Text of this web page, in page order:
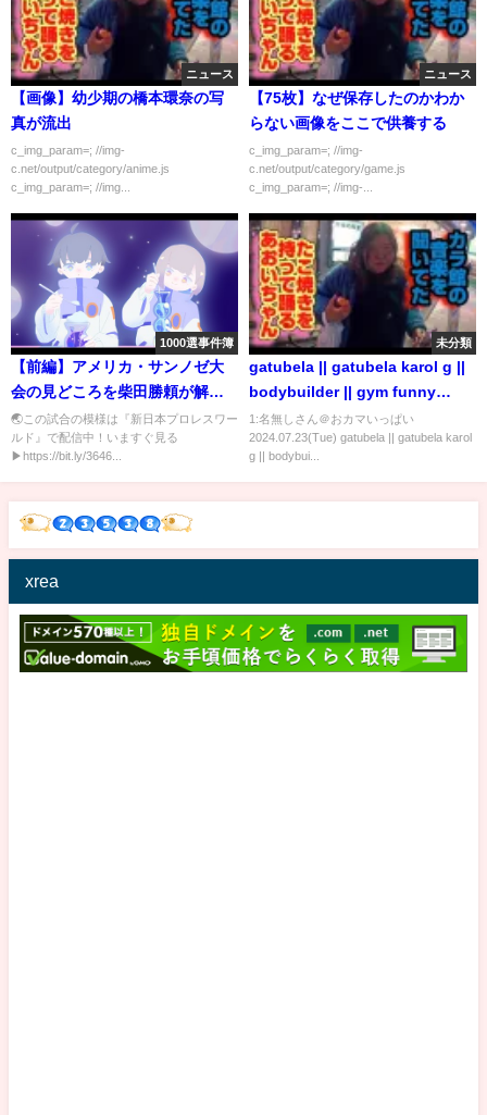
ニュース
【画像】幼少期の橋本環奈の写
真が流出
c_img_param=; //img-
c.net/output/category/anime.js
c_img_param=; //img...
ニュース
【75枚】なぜ保存したのかわか
らない画像をここで供養する
c_img_param=; //img-
c.net/output/category/game.js
c_img_param=; //img-...
1000選事件簿
【前編】アメリカ・サンノゼ大
会の見どころを柴田勝頼が解説
❗️【NJPWWORLD NOW!】
🌏この試合の模様は『新日本プロレスワー
ルド』で配信中​​！いますぐ見る
▶https://bit.ly/3646...
未分類
gatubela || gatubela karol g ||
bodybuilder || gym funny
video || gay bodybuilder ||
#shorts #gay 💪💪
1:名無しさん＠おカマいっぱい
2024.07.23(Tue) gatubela || gatubela karol
g || bodybui...
xrea